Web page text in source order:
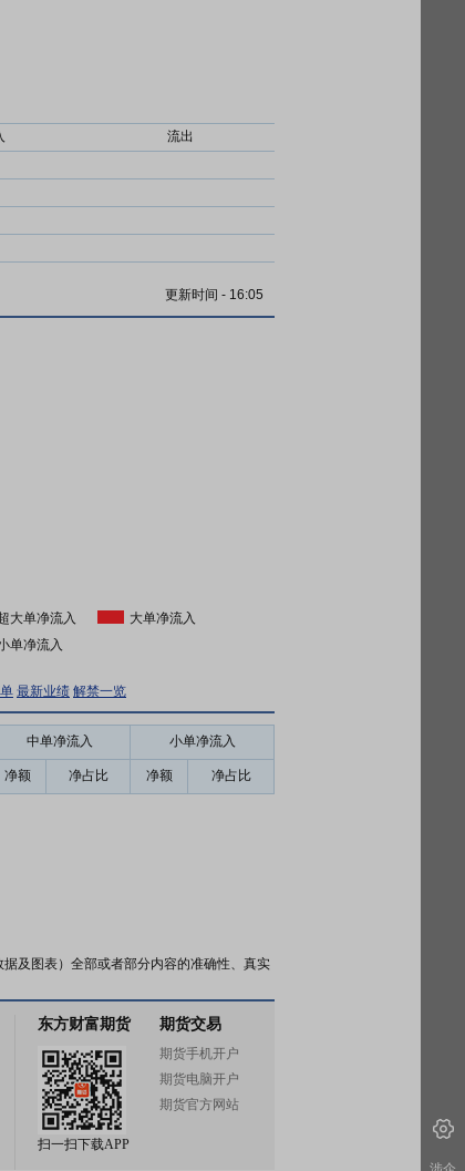
流出
更新时间 - 16:05
大单净流入
大单净流入
单净流入
最新业绩 解禁一览
中单净流入 小单净流入
净额 净占比 净额 净占比
及图表）全部或者部分内容的准确性、真实
东方财富期货
扫一扫下载APP
期货交易
期货手机开户
期货电脑开户
期货官方网站